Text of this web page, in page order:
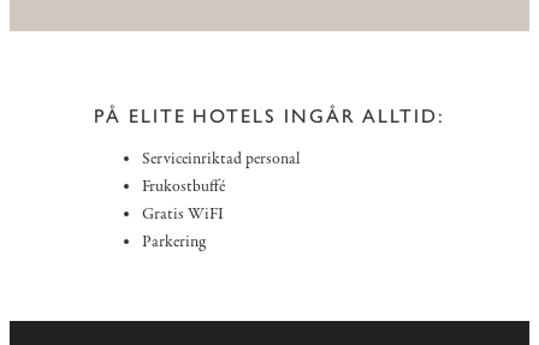
PÅ ELITE HOTELS INGÅR ALLTID:
Serviceinriktad personal
Frukostbuffé
Gratis WiFI
Parkering